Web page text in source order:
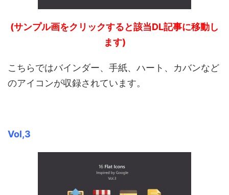
(サンプル画をクリックすると該当DL記事に移動し
ます)
こちらではバインダー、手紙、ハート、カバンなど
のアイコンが収録されています。
Vol,3